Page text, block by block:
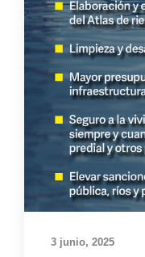
3 junio, 2025